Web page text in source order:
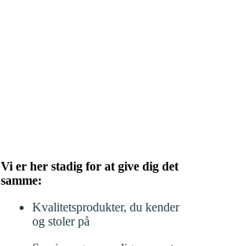
Vi er her stadig for at give dig det
samme:
Kvalitetsprodukter, du kender
og stoler på